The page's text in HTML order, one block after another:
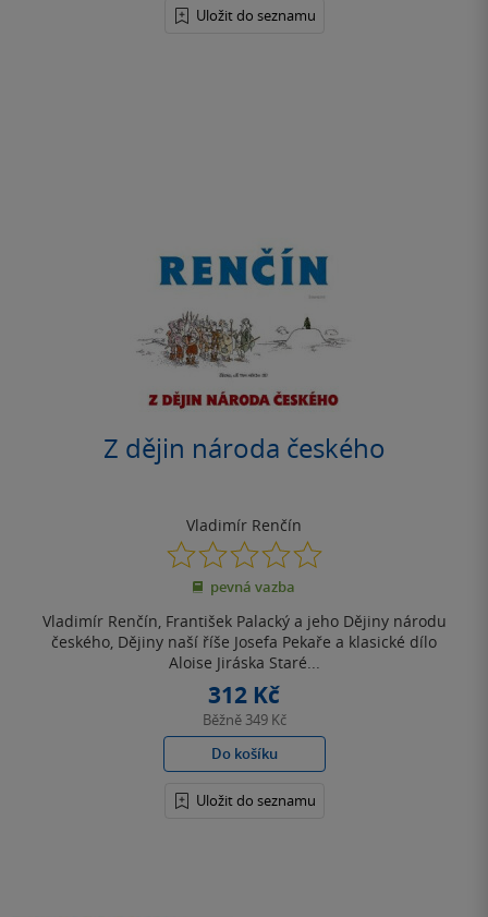
Uložit do seznamu
Z dějin národa českého
Vladimír Renčín
0.0
z
5
pevná vazba
Vladimír Renčín, František Palacký a jeho Dějiny národu
českého, Dějiny naší říše Josefa Pekaře a klasické dílo
Aloise Jiráska Staré...
312 Kč
Běžně 349 Kč
Do košíku
Uložit do seznamu